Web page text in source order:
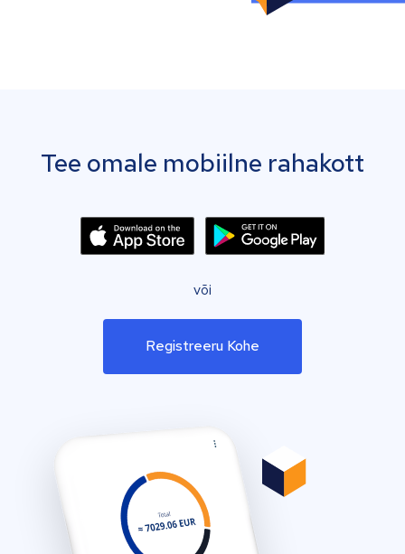
Tee omale mobiilne rahakott
või
Registreeru Kohe